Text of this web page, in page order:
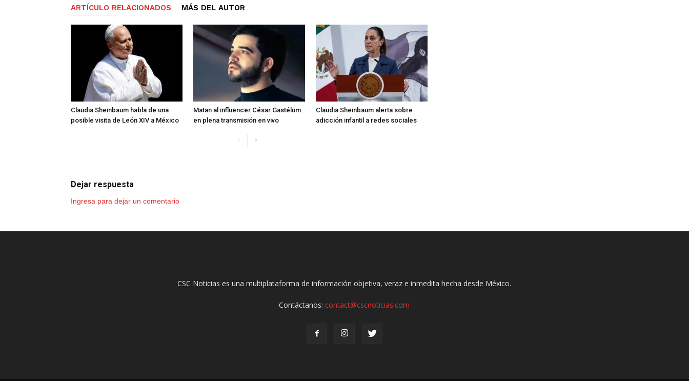
ARTÍCULO RELACIONADOS MÁS DEL AUTOR
Claudia Sheinbaum habla de una
posible visita de León XIV a México
Matan al influencer César Gastélum
en plena transmisión en vivo
Claudia Sheinbaum alerta sobre
adicción infantil a redes sociales
Dejar respuesta
Ingresa para dejar un comentario
CSC Noticias es una multiplataforma de información objetiva, veraz e inmedita hecha desde México.
Contáctanos:contact@cscnoticias.com